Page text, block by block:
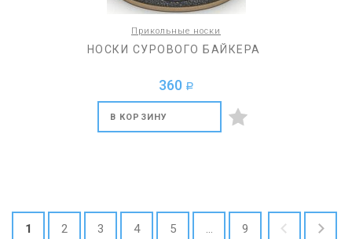
Прикольные носки
НОСКИ СУРОВОГО БАЙКЕРА
360 a
В КОРЗИНУ
1 2 3 4 5 ... 9